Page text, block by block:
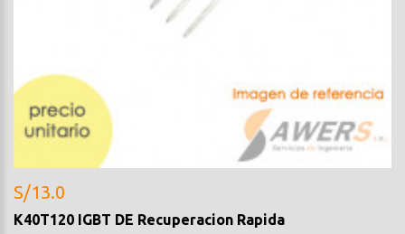
S/13.0
K40T120 IGBT DE Recuperacion Rapida